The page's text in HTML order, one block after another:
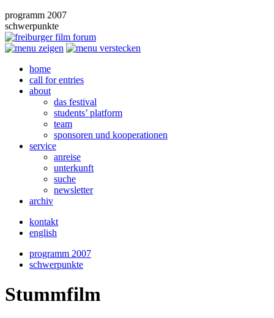
programm 2007
schwerpunkte
home
call for entries
about
das festival
students’ platform
team
sponsoren und kooperationen
service
anreise
unterkunft
suche
newsletter
archiv
kontakt
english
programm 2007
schwerpunkte
Stummfilm